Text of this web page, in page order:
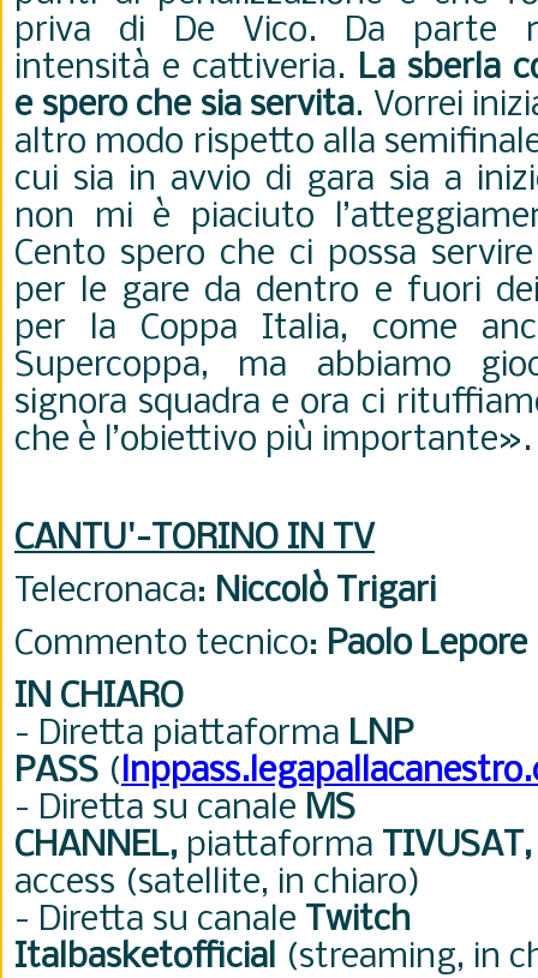
priva di De Vico. Da parte
intensità e cattiveria. La sberla
e spero che sia servita. Vorrei
altro modo rispetto alla
cui sia in avvio di gara sia a
non mi è piaciuto
Cento spero che ci possa
per le gare da dentro e fuori
per la Coppa Italia, come
Supercoppa, ma abbiamo
signora squadra e ora ci
che è l’obiettivo più importante».
CANTU'-TORINO IN TV
Telecronaca: Niccolò Trigari
Commento tecnico: Paolo Lepore
IN CHIARO
- Diretta piattaforma LNP
PASS (
- Diretta su canale MS
CHANNEL, piattaforma TIVUSAT,
access (satellite, in chiaro)
- Diretta su canale Twitch
Italbasketofficial (streaming, in